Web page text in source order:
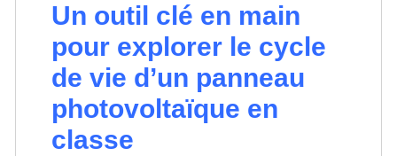
Un outil clé en main
pour explorer le cycle
de vie d’un panneau
photovoltaïque en
classe